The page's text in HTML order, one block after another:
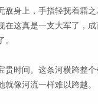
身上，手指轻抚着霜
这真是一支大军了，
时间。这条河横跨整
像河流一样难以跨越。